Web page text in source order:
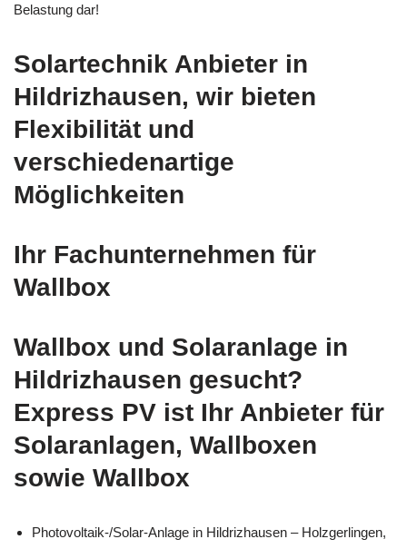
Belastung dar!
Solartechnik Anbieter in
Hildrizhausen, wir bieten
Flexibilität und
verschiedenartige
Möglichkeiten
Ihr Fachunternehmen für
Wallbox
Wallbox und Solaranlage in
Hildrizhausen gesucht?
Express PV ist Ihr Anbieter für
Solaranlagen, Wallboxen
sowie Wallbox
Photovoltaik-/Solar-Anlage in Hildrizhausen – Holzgerlingen,